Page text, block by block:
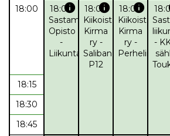
18:00
18:00info
Sastamalan
Opisto
-
Liikuntaryhmä
18:00info
Kiikoisten
Kirma
ry -
Salibandy
P12
18:00info
Kiikoisten
Kirma
ry -
-
18:15
18:30
18:45